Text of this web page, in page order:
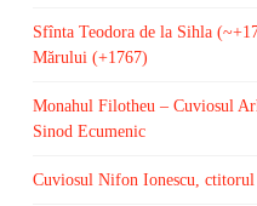
Sfînta Teodora de la Sihla
Mărului (+1767)
Monahul Filotheu – Cuviosul
Sinod Ecumenic
Cuviosul Nifon Ionescu,